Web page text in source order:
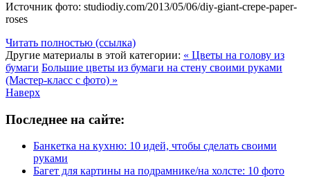
Источник фото: studiodiy.com/2013/05/06/diy-giant-crepe-paper-
roses
Читать полностью (ссылка)
Другие материалы в этой категории: « Цветы на голову из
бумаги Большие цветы из бумаги на стену своими руками
(Мастер-класс с фото) »
Наверх
Последнее на сайте:
Банкетка на кухню: 10 идей, чтобы сделать своими
руками
Багет для картины на подрамнике/на холсте: 10 фото